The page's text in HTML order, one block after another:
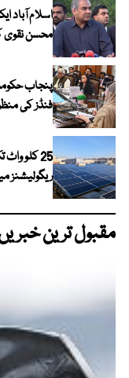
اسلام آباد
محسن نقوی
فنڈز کی
25 کلو
ریگولیشنز
مقبول ترین